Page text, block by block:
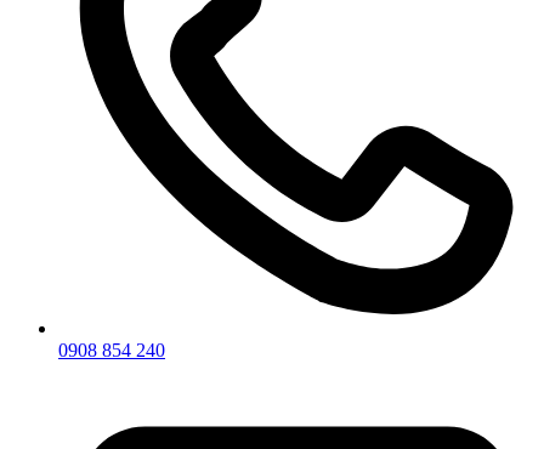
0908 854 240